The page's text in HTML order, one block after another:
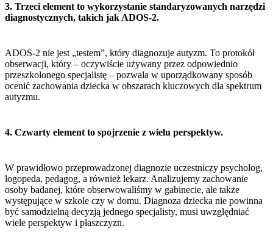
3. Trzeci element to wykorzystanie standaryzowanych narzędzi
diagnostycznych, takich jak ADOS-2.
ADOS-2 nie jest „testem”, który diagnozuje autyzm. To protokół
obserwacji, który – oczywiście używany przez odpowiednio
przeszkolonego specjalistę – pozwala w uporządkowany sposób
ocenić zachowania dziecka w obszarach kluczowych dla spektrum
autyzmu.
4. Czwarty element to spojrzenie z wielu perspektyw.
W prawidłowo przeprowadzonej diagnozie uczestniczy psycholog,
logopeda, pedagog, a również lekarz. Analizujemy zachowanie
osoby badanej, które obserwowaliśmy w gabinecie, ale także
występujące w szkole czy w domu. Diagnoza dziecka nie powinna
być samodzielną decyzją jednego specjalisty, musi uwzględniać
wiele perspektyw i płaszczyzn.